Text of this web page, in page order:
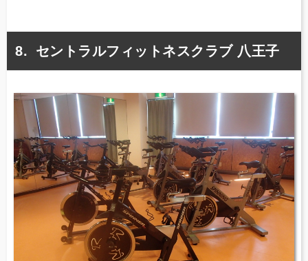
セントラルフィットネスクラブ 八王子